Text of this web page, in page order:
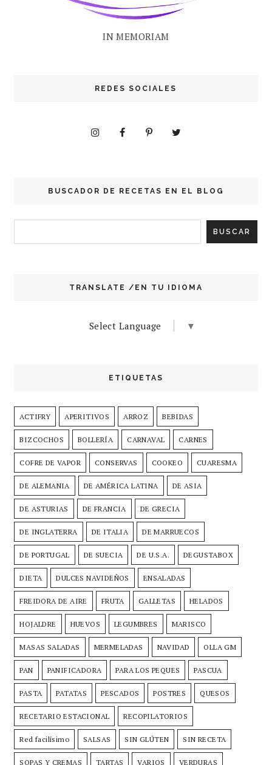
IN MEMORIAM
REDES SOCIALES
BUSCADOR DE RECETAS EN EL BLOG
TRANSLATE /EN TU IDIOMA
Select Language ▼
ETIQUETAS
ACTIFRY APERITIVOS ARROZ BEBIDAS
BIZCOCHOS BOLLERÍA CARNAVAL CARNES
COFRE DE VAPOR CONSERVAS COOKEO CUARESMA
DE ALEMANIA DE AMÉRICA LATINA DE ASIA
DE ASTURIAS DE FRANCIA DE GRECIA
DE INGLATERRA DE ITALIA DE MARRUECOS
DE PORTUGAL DE SUECIA DE U.S.A. DEGUSTABOX
DIETA DULCES NAVIDEÑOS ENSALADAS
FREIDORA DE AIRE FRUTA GALLETAS HELADOS
HOJALDRE HUEVOS LEGUMBRES MARISCO
MASAS SALADAS MERMELADAS NAVIDAD OLLA GM
PAN PANIFICADORA PARA LOS PEQUES PASCUA
PASTA PATATAS PESCADOS POSTRES QUESOS
RECETARIO ESTACIONAL RECOPILATORIOS
Red facilísimo SALSAS SIN GLÚTEN SIN RECETA
SOPAS Y CREMAS TARTAS VARIOS VERDURAS